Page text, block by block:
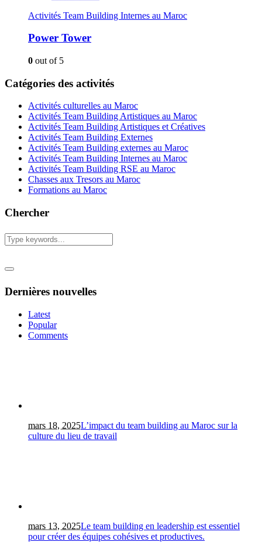
Activités Team Building Internes au Maroc
Power Tower
0 out of 5
Catégories des activités
Activités culturelles au Maroc
Activités Team Building Artistiques au Maroc
Activités Team Building Artistiques et Créatives
Activités Team Building Externes
Activités Team Building externes au Maroc
Activités Team Building Internes au Maroc
Activités Team Building RSE au Maroc
Chasses aux Tresors au Maroc
Formations au Maroc
Chercher
Dernières nouvelles
Latest
Popular
Comments
mars 18, 2025L’impact du team building au Maroc sur la
culture du lieu de travail
mars 13, 2025Le team building en leadership est essentiel
pour créer des équipes cohésives et productives.